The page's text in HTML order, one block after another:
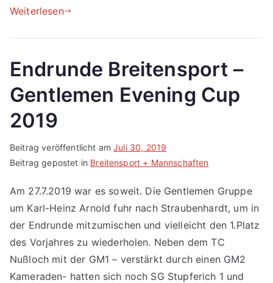
Weiterlesen
Endrunde Breitensport –
Gentlemen Evening Cup
2019
Beitrag veröffentlicht amJuli 30, 2019
Beitrag gepostet in Breitensport + Mannschaften
Am 27.7.2019 war es soweit. Die Gentlemen Gruppe
um Karl-Heinz Arnold fuhr nach Straubenhardt, um in
der Endrunde mitzumischen und vielleicht den 1.Platz
des Vorjahres zu wiederholen. Neben dem TC
Nußloch mit der GM1 – verstärkt durch einen GM2
Kameraden- hatten sich noch SG Stupferich 1 und